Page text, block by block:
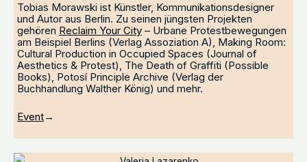
Tobias Morawski ist Künstler, Kommunikationsdesigner
und Autor aus Berlin. Zu seinen jüngsten Projekten
gehören Reclaim Your City – Urbane Protestbewegungen
am Beispiel Berlins (Verlag Assoziation A), Making Room:
Cultural Production in Occupied Spaces (Journal of
Aesthetics & Protest), The Death of Graffiti (Possible
Books), Potosí Principle Archive (Verlag der
Buchhandlung Walther König) und mehr.
Event→